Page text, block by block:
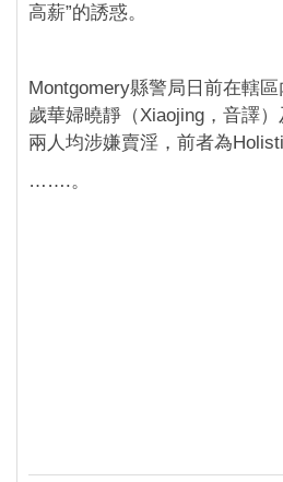
高薪”的誘惑。
Montgomery縣警局日前在轄
歲華婦曉靜（Xiaojing，音譯
兩人均涉嫌賣淫，前者為
…….。